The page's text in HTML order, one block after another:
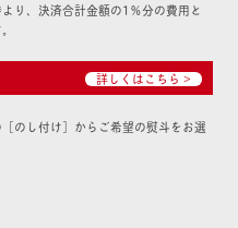
り、決済合計金額の1％分の費用と
詳しくはこちら >
のし付け］からご希望の熨斗をお選